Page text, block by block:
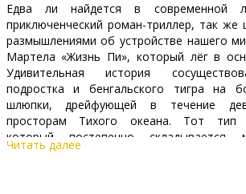
Едва ли найдется в современной
приключенческий роман-триллер, так
размышлениями об устройстве нашего
Мартела «Жизнь Пи», который лёг в
Удивительная история
подростка и бенгальского тигра на
шлюпки, дрейфующей в течение
просторам Тихого океана. Тот тип
который постепенно
человеком, нельзя назвать ни дружбой,
Читать далее